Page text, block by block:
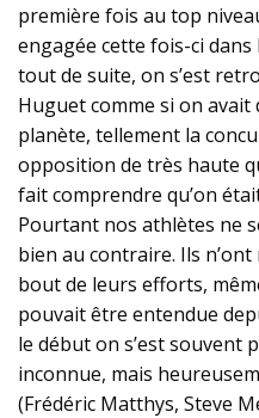
première fois au top
engagée cette fois-ci
tout de suite, on s’est
Huguet comme si on
planète, tellement la
opposition de très haute
fait comprendre qu’on
Pourtant nos athlètes ne
bien au contraire. Ils
bout de leurs efforts,
pouvait être entendue
le début on s’est souvent
inconnue, mais
(Frédéric Matthys, Steve